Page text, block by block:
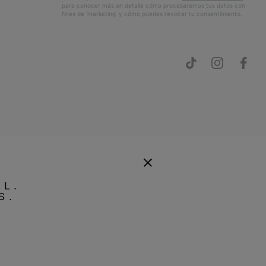
para conocer más en detalle cómo procesaremos tus datos con
fines de ’marketing’ y cómo puedes revocar tu consentimiento.